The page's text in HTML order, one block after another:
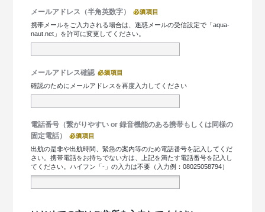
メールアドレス（半角英数字）
携帯メールをご入力される場合は、迷惑メールの受信設定で「aqua-
naut.net」を許可に変更してください。
メールアドレス確認
確認のためにメールアドレスを再度入力してください
電話番号（繋がりやすい or 録音機能のある携帯もしくは同様の
固定電話）
出航の是非や出航時間、緊急の案内等のため電話番号を記入してくだ
さい。携帯電話をお持ちでない方は、上記を満たす電話番号を記入し
てください。ハイフン「-」の入力は不要（入力例：08025058794）